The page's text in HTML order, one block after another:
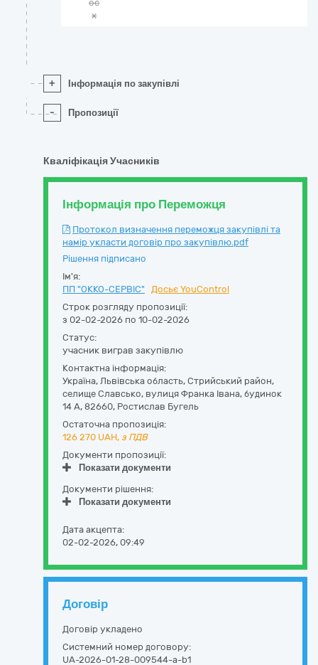
oc
x
+ Інформація по закупівлі
- Пропозиції
Кваліфікація Учасників
Інформація про Переможця
Протокол визначення переможця закупівлі та
намір укласти договір про закупівлю.pdf
Рішення підписано
Ім'я:
ПП "ОККО-СЕРВІС"
Досьє YouControl
Строк розгляду пропозиції:
з 02-02-2026 по 10-02-2026
Статус:
учасник виграв закупівлю
Контактна інформація:
Україна, Львівська область, Стрийський район,
селище Славсько, вулиця Франка Івана, будинок
14 А, 82660, Ростислав Бугель
Остаточна пропозиція:
126 270 UAH, з ПДВ
Документи пропозиції:
Показати документи
Документи рішення:
Показати документи
Дата акцепта:
02-02-2026, 09:49
Договір
Договір укладено
Системний номер договору:
UA-2026-01-28-009544-a-b1